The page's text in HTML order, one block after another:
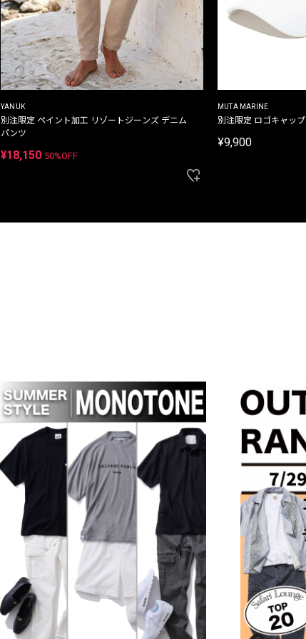
YANUK
別注限定 ペイント加工 リゾートジーンズ デニム
パンツ
¥18,150 50%OFF
MUTA MARINE
別注限定 ロゴキャップ
¥9,900